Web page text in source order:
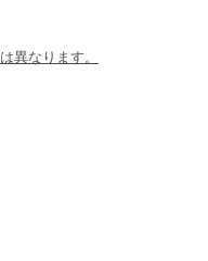
異なります。